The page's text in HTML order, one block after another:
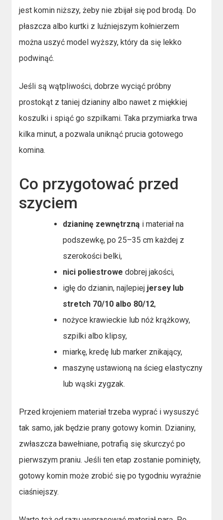
jest komin niższy, żeby nie zbijał się pod brodą. Do
płaszcza albo kurtki z luźniejszym kołnierzem
można uszyć model wyższy, który da się lekko
podwinąć.
Jeśli są wątpliwości, dobrze wyciąć próbny
prostokąt z taniej dzianiny albo nawet z miękkiej
koszulki i spiąć go szpilkami. Taka przymiarka trwa
kilka minut, a pozwala uniknąć prucia gotowego
komina.
Co przygotować przed
szyciem
dzianinę zewnętrzną i materiał na
podszewkę, po 25–35 cm każdej z
szerokości belki,
nici poliestrowe dobrej jakości,
igłę do dzianin, najlepiej jersey lub
stretch 70/10 albo 80/12,
nożyce krawieckie lub nóż krążkowy,
szpilki albo klipsy,
miarkę, kredę lub marker znikający,
maszynę ustawioną na ścieg elastyczny
lub wąski zygzak.
Przed krojeniem materiał trzeba wyprać i wysuszyć
tak samo, jak będzie prany gotowy komin. Dzianiny,
zwłaszcza bawełniane, potrafią się skurczyć po
pierwszym praniu. Jeśli ten etap zostanie pominięty,
gotowy komin może zrobić się po tygodniu wyraźnie
ciaśniejszy.